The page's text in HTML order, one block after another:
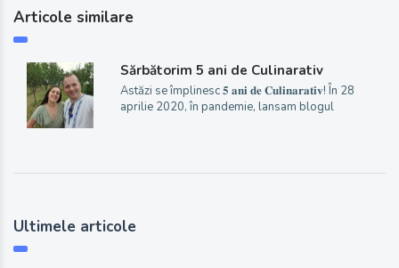
Articole similare
Sărbătorim 5 ani de Culinarativ
Astăzi se împlinesc 𝟓 𝐚𝐧𝐢 𝐝𝐞 𝐂𝐮𝐥𝐢𝐧𝐚𝐫𝐚𝐭𝐢𝐯! În 28
aprilie 2020, în pandemie, lansam blogul
Ultimele articole